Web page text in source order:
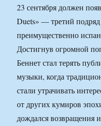
23 сентября должен
Duets» — третий
преимущественно
Достигнув огромной
Беннет стал терять
музыки, когда
стали утрачивать
от других кумиров
дождался возвращения